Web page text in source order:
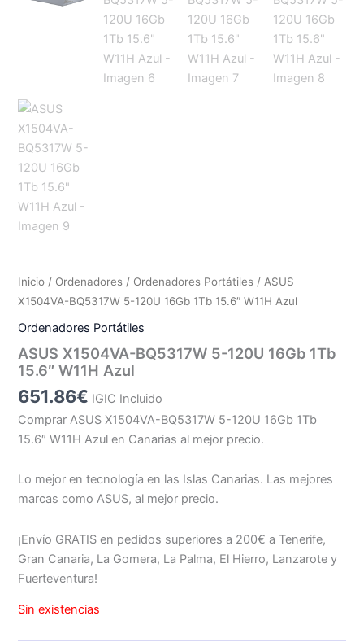
Inicio / Ordenadores / Ordenadores Portátiles / ASUS
X1504VA-BQ5317W 5-120U 16Gb 1Tb 15.6″ W11H Azul
Ordenadores Portátiles
ASUS X1504VA-BQ5317W 5-120U 16Gb 1Tb
15.6″ W11H Azul
651.86€ IGIC Incluido
Comprar ASUS X1504VA-BQ5317W 5-120U 16Gb 1Tb
15.6″ W11H Azul en Canarias al mejor precio.
Lo mejor en tecnología en las Islas Canarias. Las mejores
marcas como ASUS, al mejor precio.
¡Envío GRATIS en pedidos superiores a 200€ a Tenerife,
Gran Canaria, La Gomera, La Palma, El Hierro, Lanzarote y
Fuerteventura!
Sin existencias